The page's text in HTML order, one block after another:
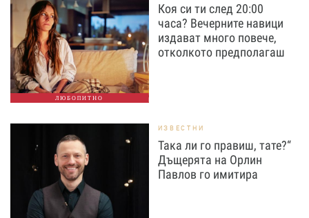
ЛЮБОПИТНО
Коя си ти след 20:00
часа? Вечерните навици
издават много повече,
отколкото предполагаш
ИЗВЕСТНИ
Така ли го правиш, тате?“
Дъщерята на Орлин
Павлов го имитира